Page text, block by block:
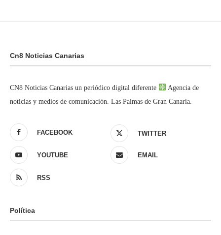
Cn8 Noticias Canarias
CN8 Noticias Canarias un periódico digital diferente
Agencia de
noticias y medios de comunicación. Las Palmas de Gran Canaria.
FACEBOOK TWITTER
YOUTUBE EMAIL
RSS
Política